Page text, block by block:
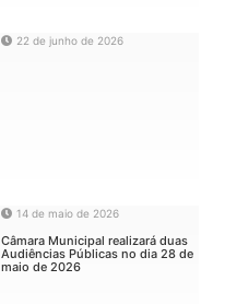
22 de junho de 2026
14 de maio de 2026
Câmara Municipal realizará duas
Audiências Públicas no dia 28 de
maio de 2026